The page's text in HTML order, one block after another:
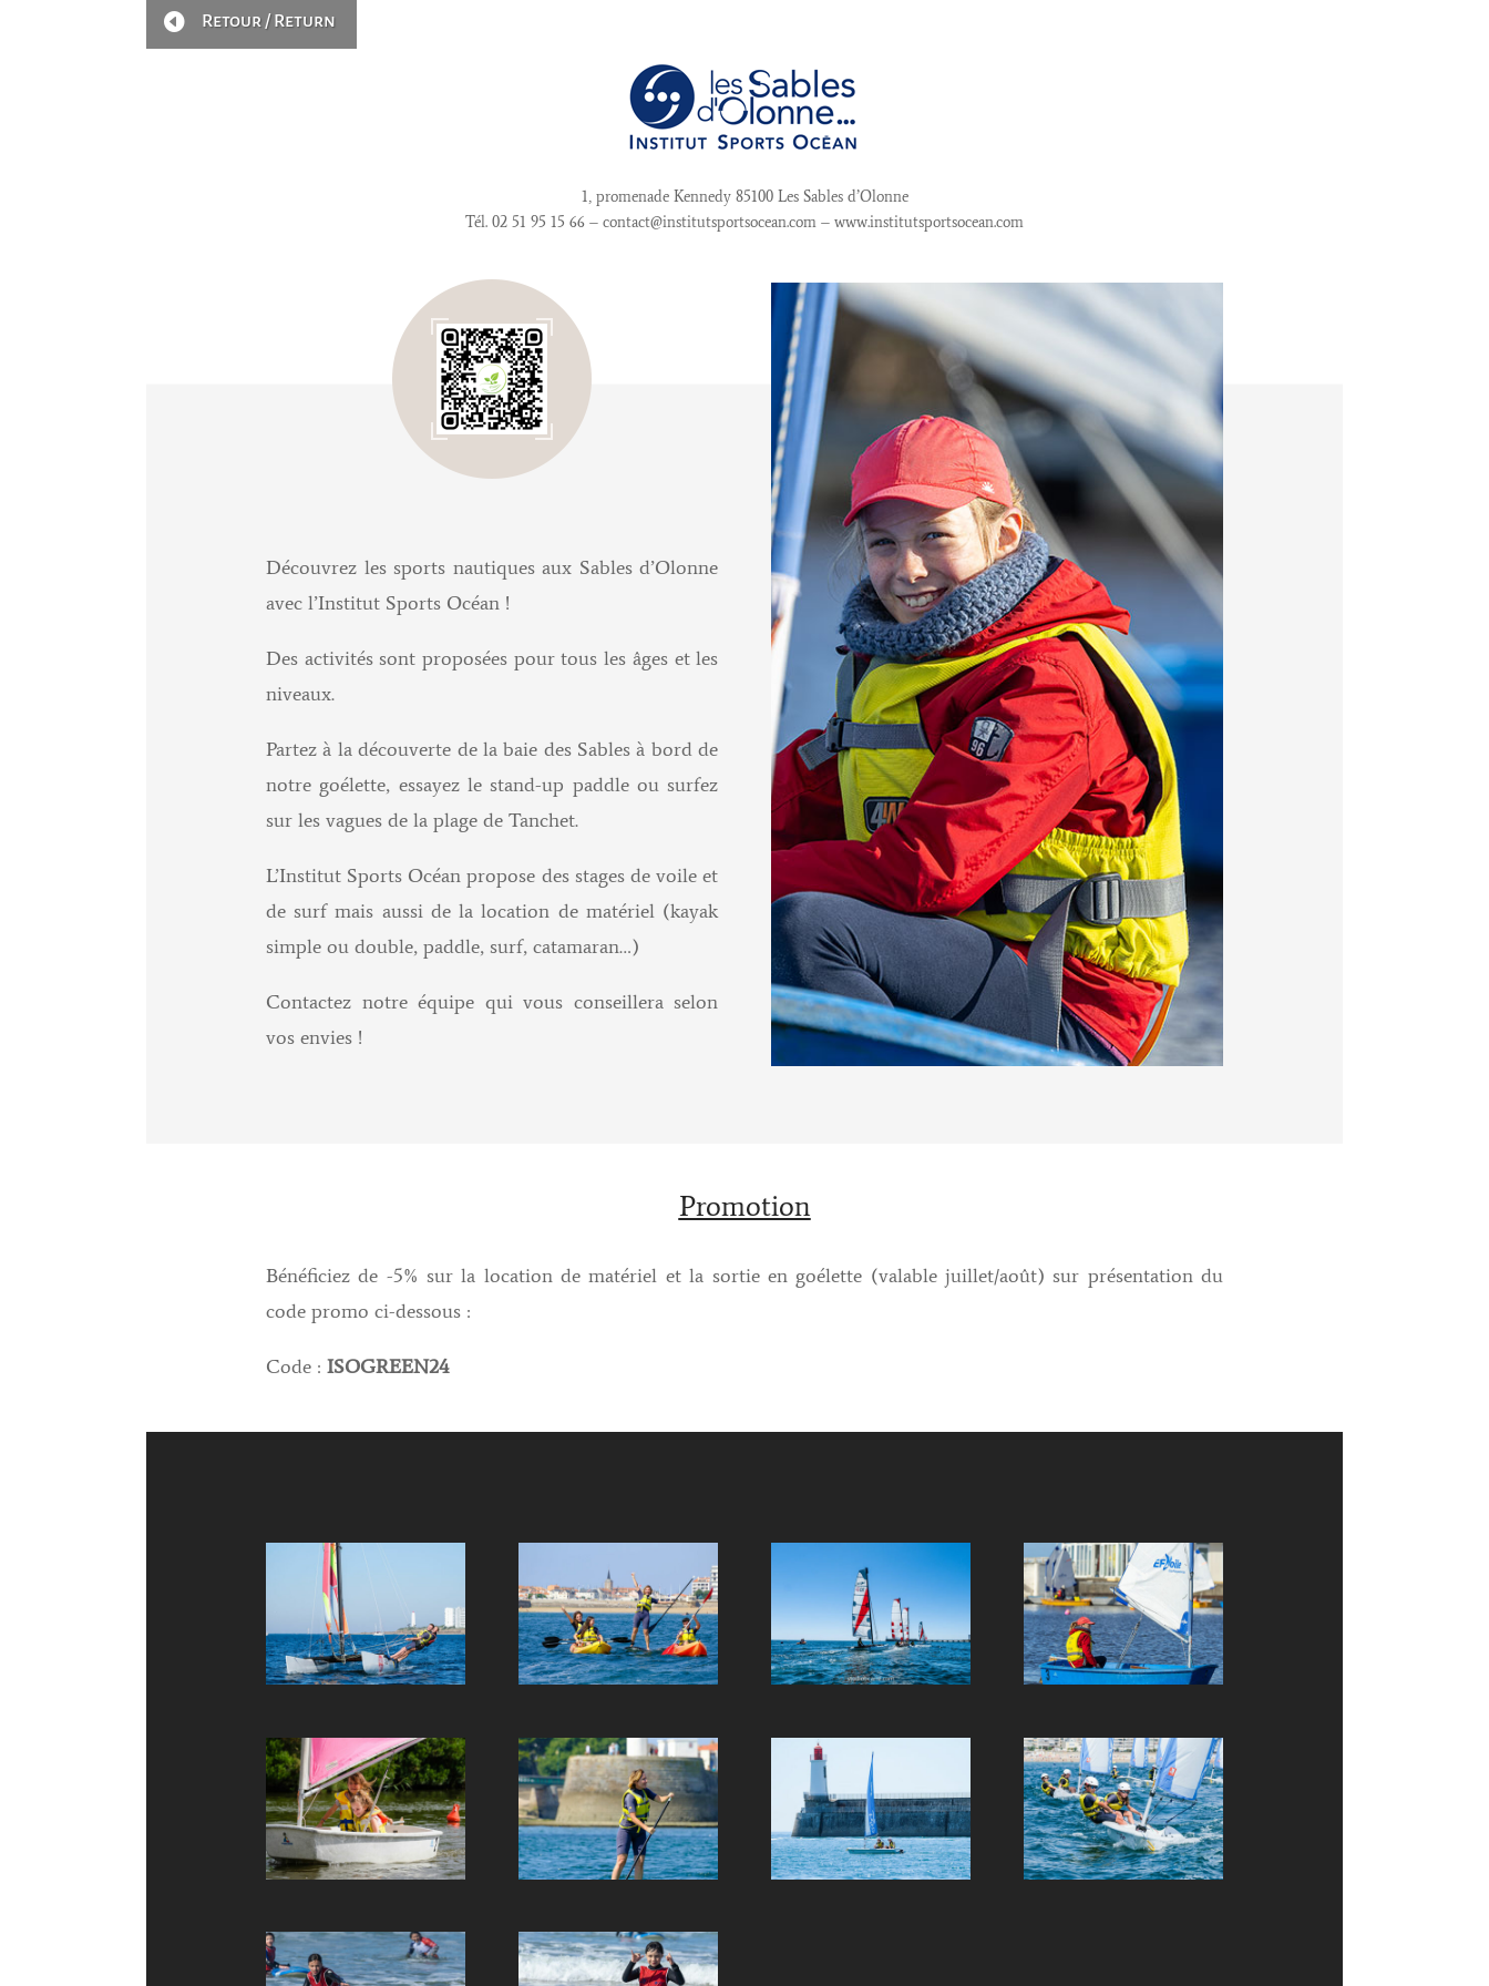
 Retour / Return
1, promenade Kennedy 85100 Les Sables d’Olonne
Tél. 02 51 95 15 66 – contact@institutsportsocean.com – www.institutsportsocean.com
Découvrez les sports nautiques aux Sables d’Olonne
avec l’Institut Sports Océan !
Des activités sont proposées pour tous les âges et les
niveaux.
Partez à la découverte de la baie des Sables à bord de
notre goélette, essayez le stand-up paddle ou surfez
sur les vagues de la plage de Tanchet.
L’Institut Sports Océan propose des stages de voile et
de surf mais aussi de la location de matériel (kayak
simple ou double, paddle, surf, catamaran…)
Contactez notre équipe qui vous conseillera selon
vos envies !
Promotion
Bénéficiez de -5% sur la location de matériel et la sortie en goélette (valable juillet/août) sur présentation du
code promo ci-dessous :
Code : ISOGREEN24